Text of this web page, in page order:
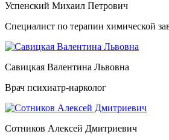
Успенский Михаил Петрович
Специалист по терапии химической
Савицкая Валентина Львовна
Врач психиатр-нарколог
Сотников Алексей Дмитриевич